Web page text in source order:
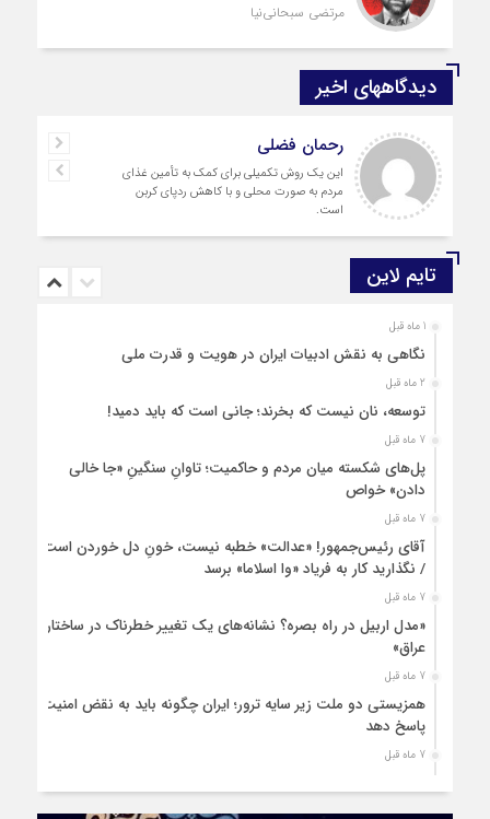
مرتضی سبحانی‌نیا
دیدگاههای اخیر
رحمان فضلی
این یک روش تکمیلی برای کمک به تأمین غذای
مردم به صورت محلی و با کاهش ردپای کربن
است.
تایم لاین
1 ماه قبل
نگاهی به نقش ادبیات ایران در هویت و قدرت ملی
2 ماه قبل
توسعه، نان نیست که بخرند؛ جانی است که باید دمید!
7 ماه قبل
پل‌های شکسته میان مردم و حاکمیت؛ تاوانِ سنگینِ «جا خالی
دادن» خواص
7 ماه قبل
آقای رئیس‌جمهور! «عدالت» خطبه نیست، خونِ دل خوردن است
/ نگذارید کار به فریاد «وا اسلاما» برسد
7 ماه قبل
«مدل اربیل در راه بصره؟ نشانه‌های یک تغییر خطرناک در ساختار
عراق»
7 ماه قبل
همزیستی دو ملت زیر سایه ترور؛ ایران چگونه باید به نقض امنیت
پاسخ دهد
7 ماه قبل
8 ماه قبل